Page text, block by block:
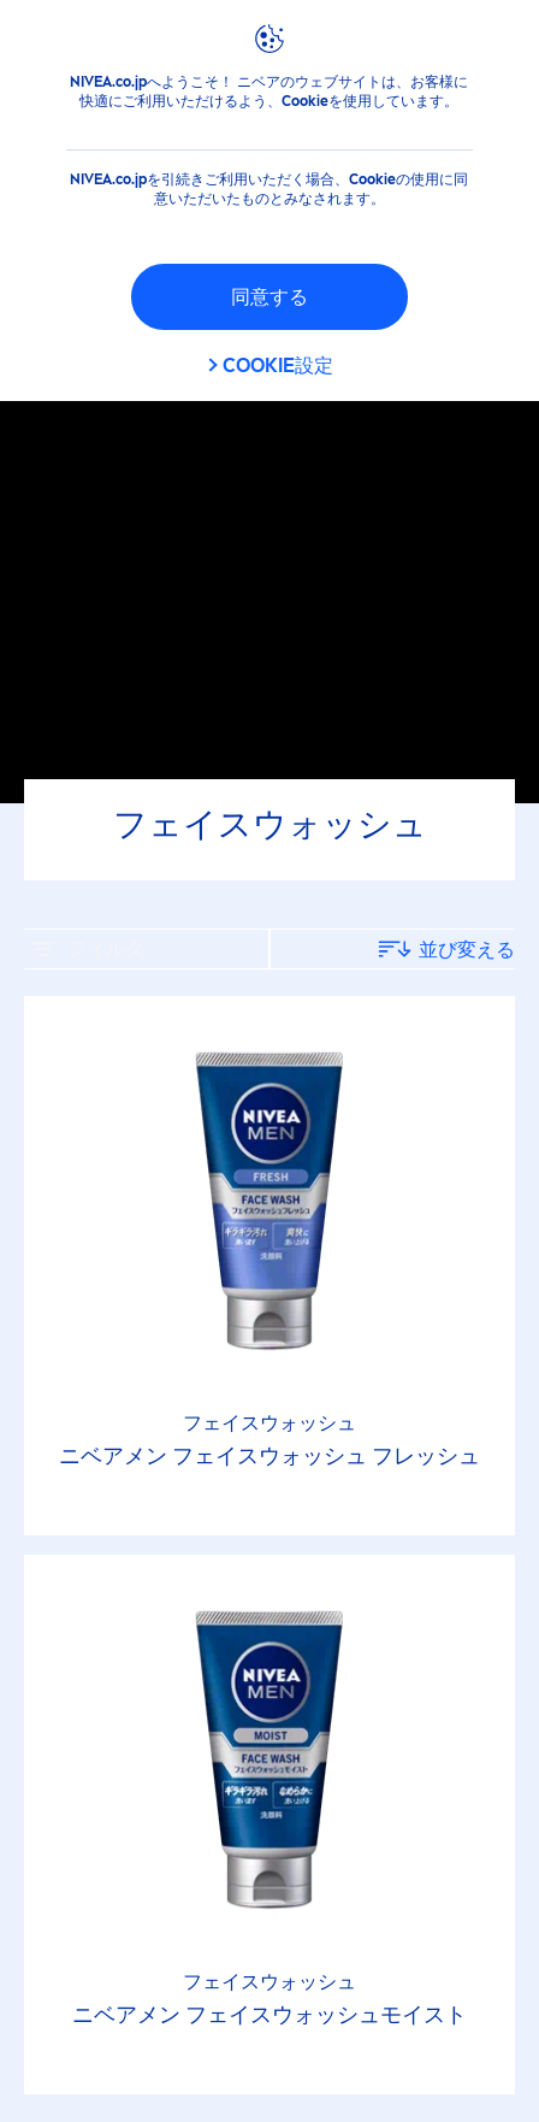
NIVEA.co.jpへようこそ！ ニベアのウェブサイトは、お客様に
快適にご利用いただけるよう、Cookieを使用しています。
NIVEA.co.jpを引続きご利用いただく場合、Cookieの使用に同
意いただいたものとみなされます。
同意する
COOKIE設定
商品 MEN フェイスケア フェイスウォッシュ
フェイスウォッシュ
並び変える
フェイスウォッシュ
ニベアメン フェイスウォッシュ フレッシュ
フェイスウォッシュ
ニベアメン フェイスウォッシュモイスト